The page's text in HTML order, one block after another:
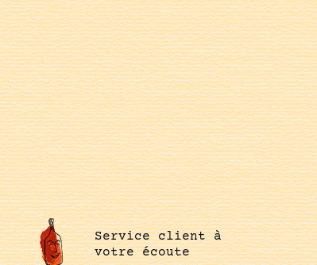
Service client à
votre écoute